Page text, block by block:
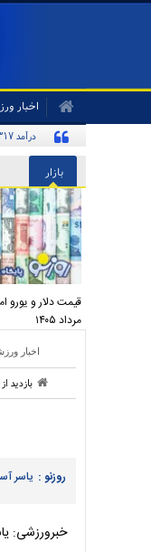
اخبار
درآمد ۳۱۷ میلیاردی استقلال از حضور بازیکنانش در جام جهانی ۲۰۲۶
بازار
مرداد ۱۴۰۵
اخبار
بازدید
روزنو : یاسر
خبرورزشی: